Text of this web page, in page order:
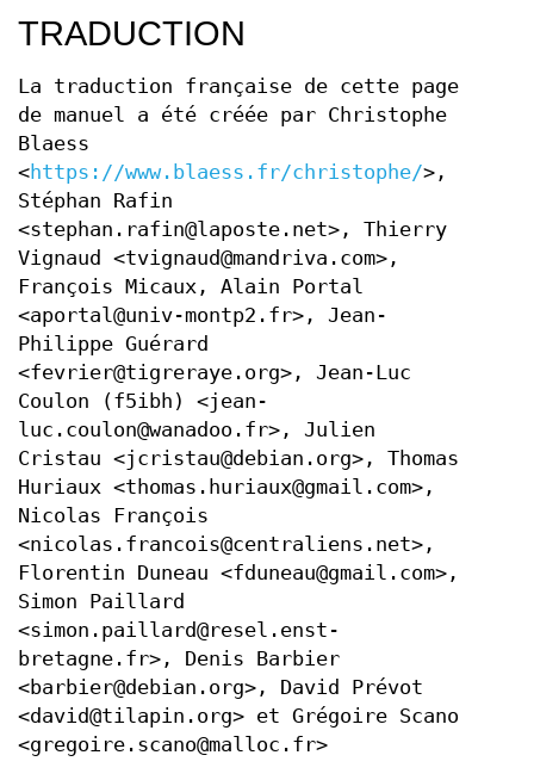
TRADUCTION
La traduction française de cette page
de manuel a été créée par Christophe
Blaess
<https://www.blaess.fr/christophe/>,
Stéphan Rafin
<stephan.rafin@laposte.net>, Thierry
Vignaud <tvignaud@mandriva.com>,
François Micaux, Alain Portal
<aportal@univ-montp2.fr>, Jean-
Philippe Guérard
<fevrier@tigreraye.org>, Jean-Luc
Coulon (f5ibh) <jean-
luc.coulon@wanadoo.fr>, Julien
Cristau <jcristau@debian.org>, Thomas
Huriaux <thomas.huriaux@gmail.com>,
Nicolas François
<nicolas.francois@centraliens.net>,
Florentin Duneau <fduneau@gmail.com>,
Simon Paillard
<simon.paillard@resel.enst-
bretagne.fr>, Denis Barbier
<barbier@debian.org>, David Prévot
<david@tilapin.org> et Grégoire Scano
<gregoire.scano@malloc.fr>